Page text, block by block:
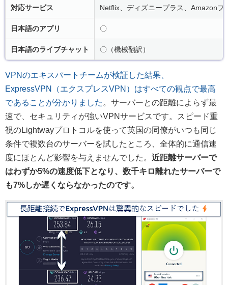
対応サービス Netflix、ディズニープラス、Amazon
日本語のアプリ 〇
日本語のライブチャット 〇（機械翻訳）
VPNのエキスパートチームが検証した結果、
ExpressVPN（エクスプレスVPN）はすべての観点で最高
であることが分かりました 。サーバーとの距離によらず最
速で、セキュリティが強いVPNサービスです。スピード重
視のLightwayプロトコルを使って英国の同僚がいつも同じ
条件で複数台のサーバーを試したところ、全体的に通信速
度にほとんど影響を与えませんでした。 近距離サーバーで
はわずか5%の速度低下となり、数千キロ離れたサーバーで
も7%しか遅くならなかったのです。